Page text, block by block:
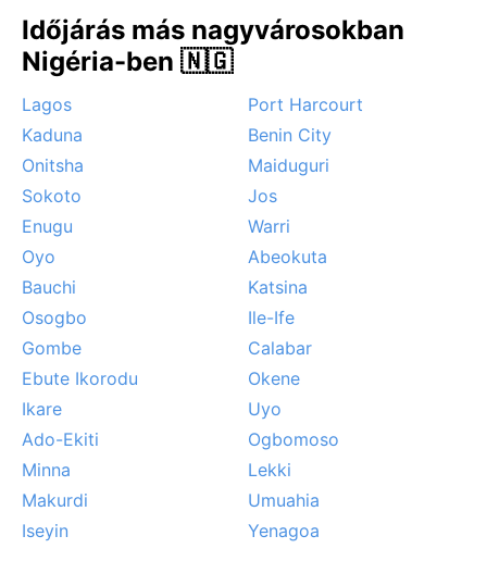
Időjárás más nagyvárosokban
Nigéria-ben 🇳🇬
Lagos
Port Harcourt
Kaduna
Benin City
Onitsha
Maiduguri
Sokoto
Jos
Enugu
Warri
Oyo
Abeokuta
Bauchi
Katsina
Osogbo
Ile-Ife
Gombe
Calabar
Ebute Ikorodu
Okene
Ikare
Uyo
Ado-Ekiti
Ogbomoso
Minna
Lekki
Makurdi
Umuahia
Iseyin
Yenagoa